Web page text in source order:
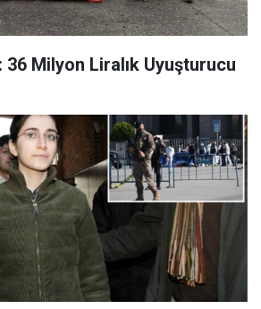
36 Milyon Liralık Uyuşturucu